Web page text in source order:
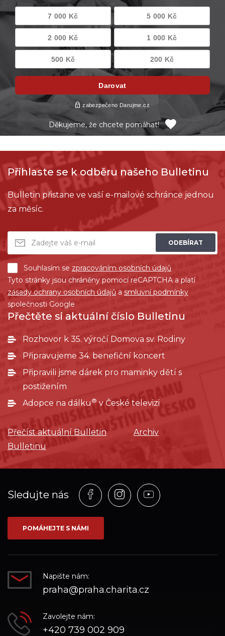
Farní charity Stodůlky
Přímá finanční a materiální pomoc potřebným
rodinám (Benešov, Dobříš, Lysá nad Labem,
Mníšek pod Brdy, Roudnice nad Labem,
Řevnice, Mnichovice, Poříčí nad Sázavou, Praha
3, Praha-Braník, Praha-Modřany, Praha-
Barrandov, Praha-Vršovice, Praha-Smíchov, Farní
charita Stodůlky, Praha-Zbraslav, Chvaly-Horní
Počernice, Praha-Hostivař)
Děkujeme, že chcete pomáhat!
Přihlaste se k odběru našeho Bulletinu
Bulletin přistane ve vaší e-mailové schránce jednou
za měsíc.
ODEBÍRAT
Souhlasím se zpracováním osobních údajů
Tyto stránky jsou chráněny pomocí reCAPTCHA a platí
zásady ochrany osobních údajů a smluvní podmínky
společnosti Google
Přečtěte si aktuální číslo Bulletinu
Rozhovor k 35. výročí Domova sv. Rodiny
Připravujeme 34. benefiční koncert
Připravili jsme dárek pro maminky dětí s
postižením
Adopce na dálku ®v České televizi
Přečíst aktuální Bulletin
Archiv
Bulletinu
Sledujte nás
Profil
na
síti_Facebook
Profil
na
Profil
na
POMÁHEJTE S NÁMI
Napište nám:
praha@praha.charita.cz
Zavolejte nám:
+420 739 002 909